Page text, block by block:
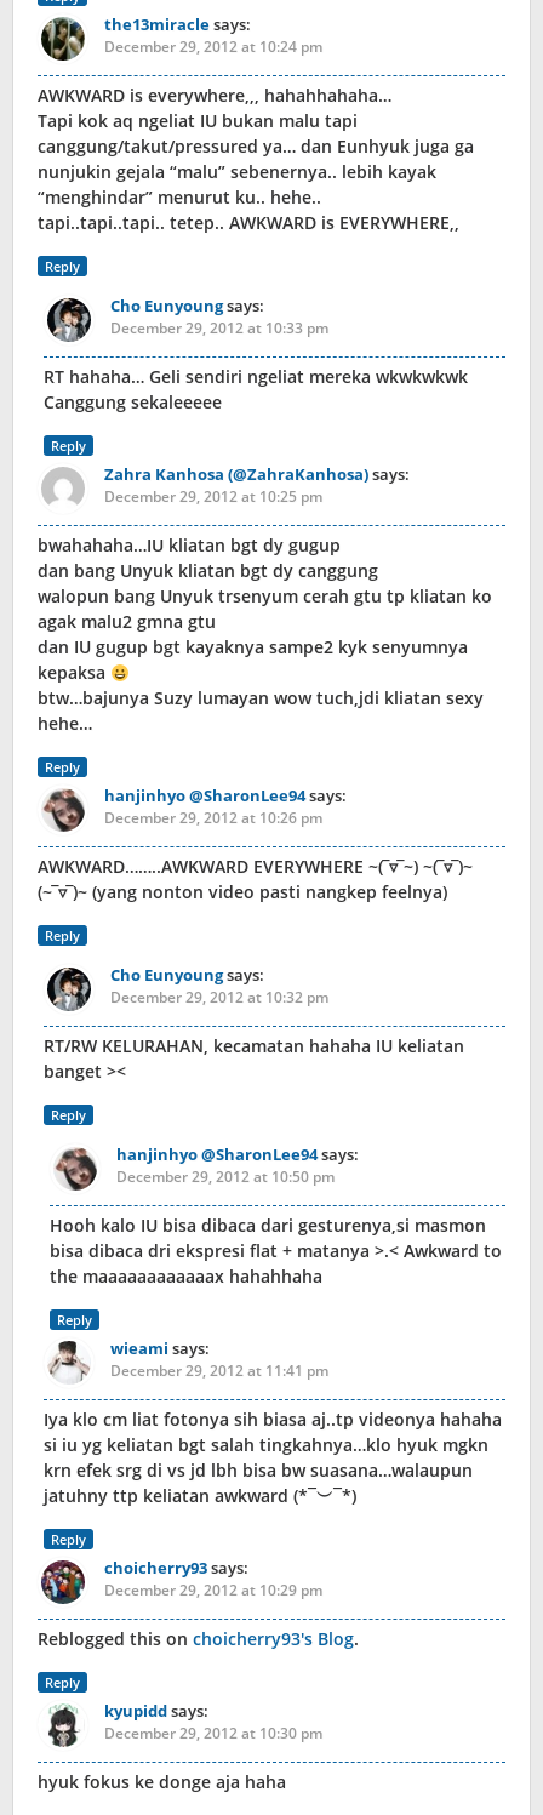
the13miraclesays:
December 29, 2012 at 10:24 pm
AWKWARD is everywhere,,, hahahhahaha…
Tapi kok aq ngeliat IU bukan malu tapi
canggung/takut/pressured ya… dan Eunhyuk juga ga
nunjukin gejala “malu” sebenernya.. lebih kayak
“menghindar” menurut ku.. hehe..
tapi..tapi..tapi.. tetep.. AWKWARD is EVERYWHERE,,
Reply
Cho Eunyoungsays:
December 29, 2012 at 10:33 pm
RT hahaha… Geli sendiri ngeliat mereka wkwkwkwk
Canggung sekaleeeee
Reply
Zahra Kanhosa (@ZahraKanhosa)says:
December 29, 2012 at 10:25 pm
bwahahaha…IU kliatan bgt dy gugup
dan bang Unyuk kliatan bgt dy canggung
walopun bang Unyuk trsenyum cerah gtu tp kliatan ko
agak malu2 gmna gtu
dan IU gugup bgt kayaknya sampe2 kyk senyumnya
kepaksa
btw…bajunya Suzy lumayan wow tuch,jdi kliatan sexy
hehe…
Reply
hanjinhyo @SharonLee94says:
December 29, 2012 at 10:26 pm
AWKWARD……..AWKWARD EVERYWHERE ~(‾▿‾~) ~(‾▿‾)~
(~‾▿‾)~ (yang nonton video pasti nangkep feelnya)
Reply
Cho Eunyoungsays:
December 29, 2012 at 10:32 pm
RT/RW KELURAHAN, kecamatan hahaha IU keliatan
banget ><
Reply
hanjinhyo @SharonLee94says:
December 29, 2012 at 10:50 pm
Hooh kalo IU bisa dibaca dari gesturenya,si masmon
bisa dibaca dri ekspresi flat + matanya >.< Awkward to
the maaaaaaaaaaaax hahahhaha
Reply
wieami says:
December 29, 2012 at 11:41 pm
Iya klo cm liat fotonya sih biasa aj..tp videonya hahaha
si iu yg keliatan bgt salah tingkahnya…klo hyuk mgkn
krn efek srg di vs jd lbh bisa bw suasana…walaupun
jatuhny ttp keliatan awkward (*¯︶¯*)
Reply
choicherry93says:
December 29, 2012 at 10:29 pm
Reblogged this on choicherry93's Blog.
Reply
kyupiddsays:
December 29, 2012 at 10:30 pm
hyuk fokus ke donge aja haha